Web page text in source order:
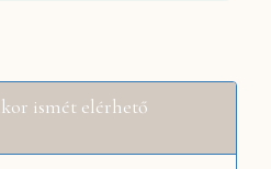
ismét elérhető